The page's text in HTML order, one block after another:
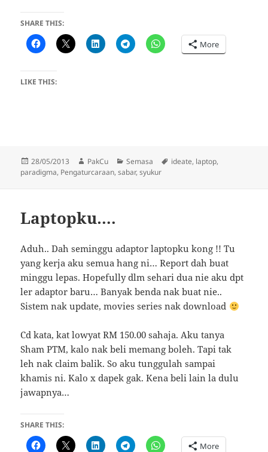
SHARE THIS:
More
LIKE THIS:
Posted
on
28/05/2013 Author
PakCu Categories
Semasa Tags
ideate, laptop,
paradigma, Pengaturcaraan,sabar,syukur
Laptopku….
Aduh.. Dah seminggu adaptor laptopku kong !! Tu
yang kerja aku semua hang ni… Report dah buat
minggu lepas. Hopefully dlm sehari dua nie aku dpt
ler adaptor baru… Banyak benda nak buat nie..
Sistem nak update, movies series nak download
Cd kata, kat lowyat RM 150.00 sahaja. Aku tanya
Sham PTM, kalo nak beli memang boleh. Tapi tak
leh nak claim balik. So aku tunggulah sampai
khamis ni. Kalo x dapek gak. Kena beli lain la dulu
jawapnya…
SHARE THIS:
More